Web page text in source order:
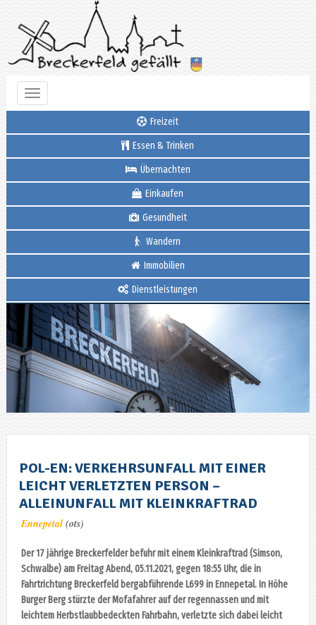
Toggle
navigation
Freizeit
Essen & Trinken
Übernachten
Einkaufen
Gesundheit
Wandern
Immobilien
Dienstleistungen
POL-EN: VERKEHRSUNFALL MIT EINER
LEICHT VERLETZTEN PERSON –
ALLEINUNFALL MIT KLEINKRAFTRAD
Ennepetal(ots)
Der 17 jährige Breckerfelder befuhr mit einem Kleinkraftrad (Simson,
Schwalbe) am Freitag Abend, 05.11.2021, gegen 18:55 Uhr, die in
Fahrtrichtung Breckerfeld bergabführende L699 in Ennepetal. In Höhe
Burger Berg stürzte der Mofafahrer auf der regennassen und mit
leichtem Herbstlaubbedeckten Fahrbahn, verletzte sich dabei leicht